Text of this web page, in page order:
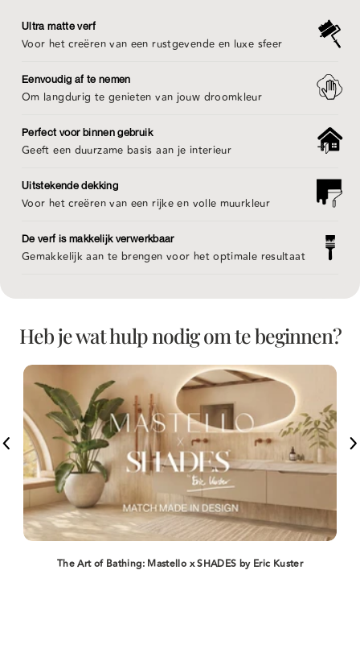
Ultra matte verf
Voor het creëren van een rustgevende en luxe sfeer
Eenvoudig af te nemen
Om langdurig te genieten van jouw droomkleur
Perfect voor binnen gebruik
Geeft een duurzame basis aan je interieur
Uitstekende dekking
Voor het creëren van een rijke en volle muurkleur
De verf is makkelijk verwerkbaar
Gemakkelijk aan te brengen voor het optimale resultaat
Heb je wat hulp nodig om te beginnen?
The Art of Bathing: Mastello x SHADES by Eric Kuster